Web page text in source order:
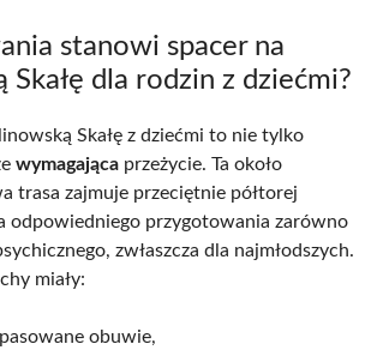
stanowi spacer na
Skałę dla rodzin z dziećmi?
Skałę z dziećmi to nie tylko
wymagająca przeżycie. Ta około
trasa zajmuje przeciętnie półtorej
odpowiedniego przygotowania zarówno
zwłaszcza dla najmłodszych.
miały:
obuwie,